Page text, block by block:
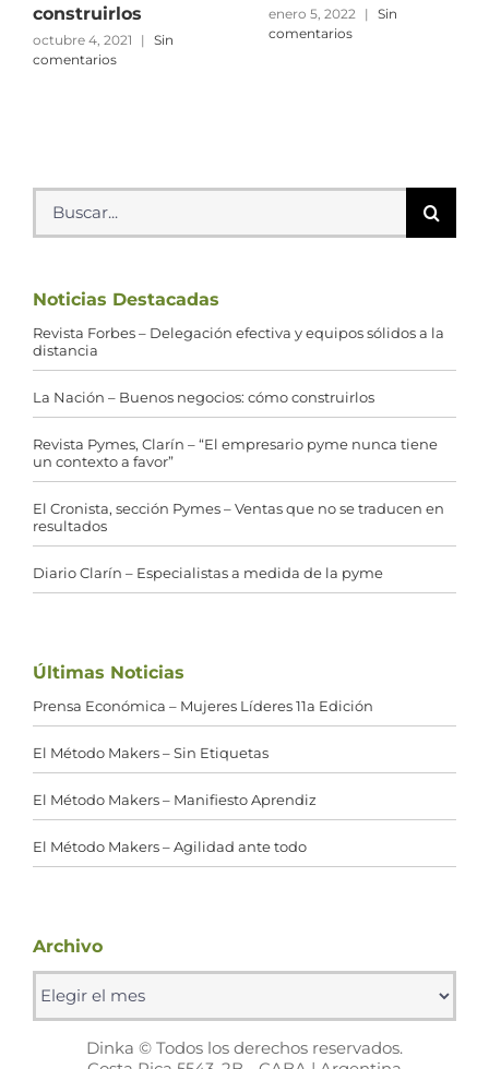
construirlos
octubre 4, 2021 |
Sin
comentarios
enero 5, 2022 |
Sin
comentarios
Buscar:
Noticias Destacadas
Revista Forbes – Delegación efectiva y equipos sólidos a la
distancia
La Nación – Buenos negocios: cómo construirlos
Revista Pymes, Clarín – “El empresario pyme nunca tiene
un contexto a favor”
El Cronista, sección Pymes – Ventas que no se traducen en
resultados
Diario Clarín – Especialistas a medida de la pyme
Últimas Noticias
Prensa Económica – Mujeres Líderes 11a Edición
El Método Makers – Sin Etiquetas
El Método Makers – Manifiesto Aprendiz
El Método Makers – Agilidad ante todo
Archivo
Archivo
Dinka © Todos los derechos reservados.